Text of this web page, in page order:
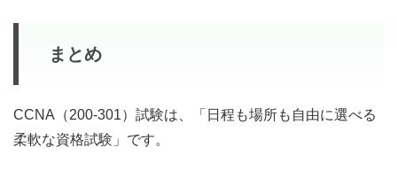
まとめ
CCNA（200-301）試験は、「日程も場所も自由に選べる
柔軟な資格試験」です。